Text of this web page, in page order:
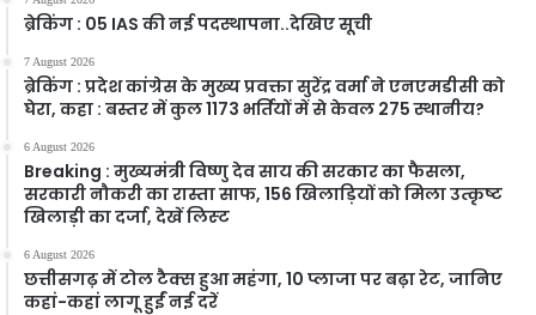
ब्रेकिंग : 05 IAS की नई पदस्थापना..देखिए सूची
7 August 2026
ब्रेकिंग : प्रदेश कांग्रेस के मुख्य प्रवक्ता सुरेंद्र वर्मा ने एनएमडीसी को
घेरा, कहा : बस्तर में कुल 1173 भर्तियों में से केवल 275 स्थानीय?
6 August 2026
Breaking : मुख्यमंत्री विष्णु देव साय की सरकार का फैसला,
सरकारी नौकरी का रास्ता साफ, 156 खिलाड़ियों को मिला उत्कृष्ट
खिलाड़ी का दर्जा, देखें लिस्‍ट
6 August 2026
छत्तीसगढ़ में टोल टैक्स हुआ महंगा, 10 प्लाजा पर बढ़ा रेट, जानिए
कहां-कहां लागू हुईं नई दरें